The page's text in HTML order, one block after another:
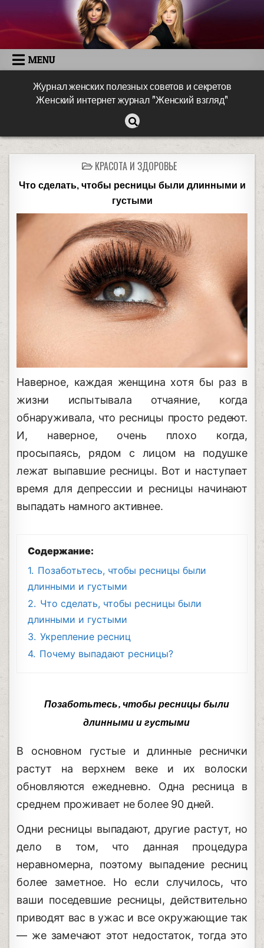
MENU
Журнал женских полезных советов и секретов
Женский интернет журнал "Женский взгляд"
КРАСОТА И ЗДОРОВЬЕ
Что сделать, чтобы ресницы были длинными и
густыми
Наверное, каждая женщина хотя бы раз в
жизни испытывала отчаяние, когда
обнаруживала, что ресницы просто редеют.
И, наверное, очень плохо когда,
просыпаясь, рядом с лицом на подушке
лежат выпавшие ресницы. Вот и наступает
время для депрессии и ресницы начинают
выпадать намного активнее.
Содержание:
1. Позаботьтесь, чтобы ресницы были
длинными и густыми
2. Что сделать, чтобы ресницы были
длинными и густыми
3. Укрепление ресниц
4. Почему выпадают ресницы?
Позаботьтесь, чтобы ресницы были
длинными и густыми
В основном густые и длинные реснички
растут на верхнем веке и их волоски
обновляются ежедневно. Одна ресница в
среднем проживает не более 90 дней.
Одни ресницы выпадают, другие растут, но
дело в том, что данная процедура
неравномерна, поэтому выпадение ресниц
более заметное. Но если случилось, что
ваши поседевшие ресницы, действительно
приводят вас в ужас и все окружающие так
— же замечают этот недостаток, тогда это